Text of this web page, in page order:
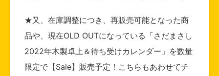
★又、在庫調整につき、再販売可能となった商
品や、現在OLD OUTになっている「さだまさし
2022年木製卓上＆待ち受けカレンダー」を数量
限定で【Sale】販売予定！こちらもあわせてチ